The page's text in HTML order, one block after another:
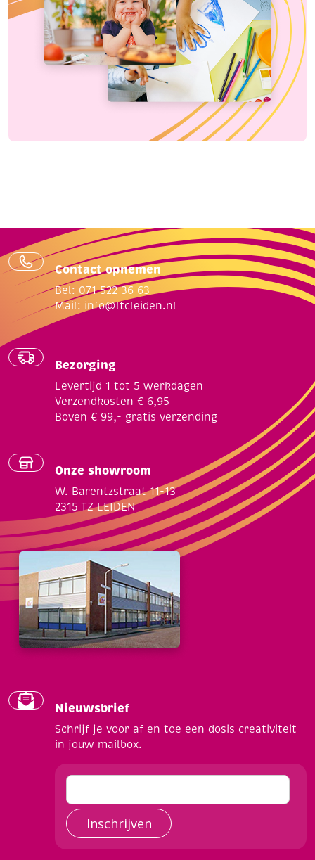
Contact opnemen
Bel: 071 522 36 63
Mail: info@ltcleiden.nl
Bezorging
Levertijd 1 tot 5 werkdagen
Verzendkosten € 6,95
Boven € 99,- gratis verzending
Onze showroom
W. Barentzstraat 11-13
2315 TZ LEIDEN
Nieuwsbrief
Schrijf je voor af en toe een dosis creativiteit
in jouw mailbox.
Inschrijven